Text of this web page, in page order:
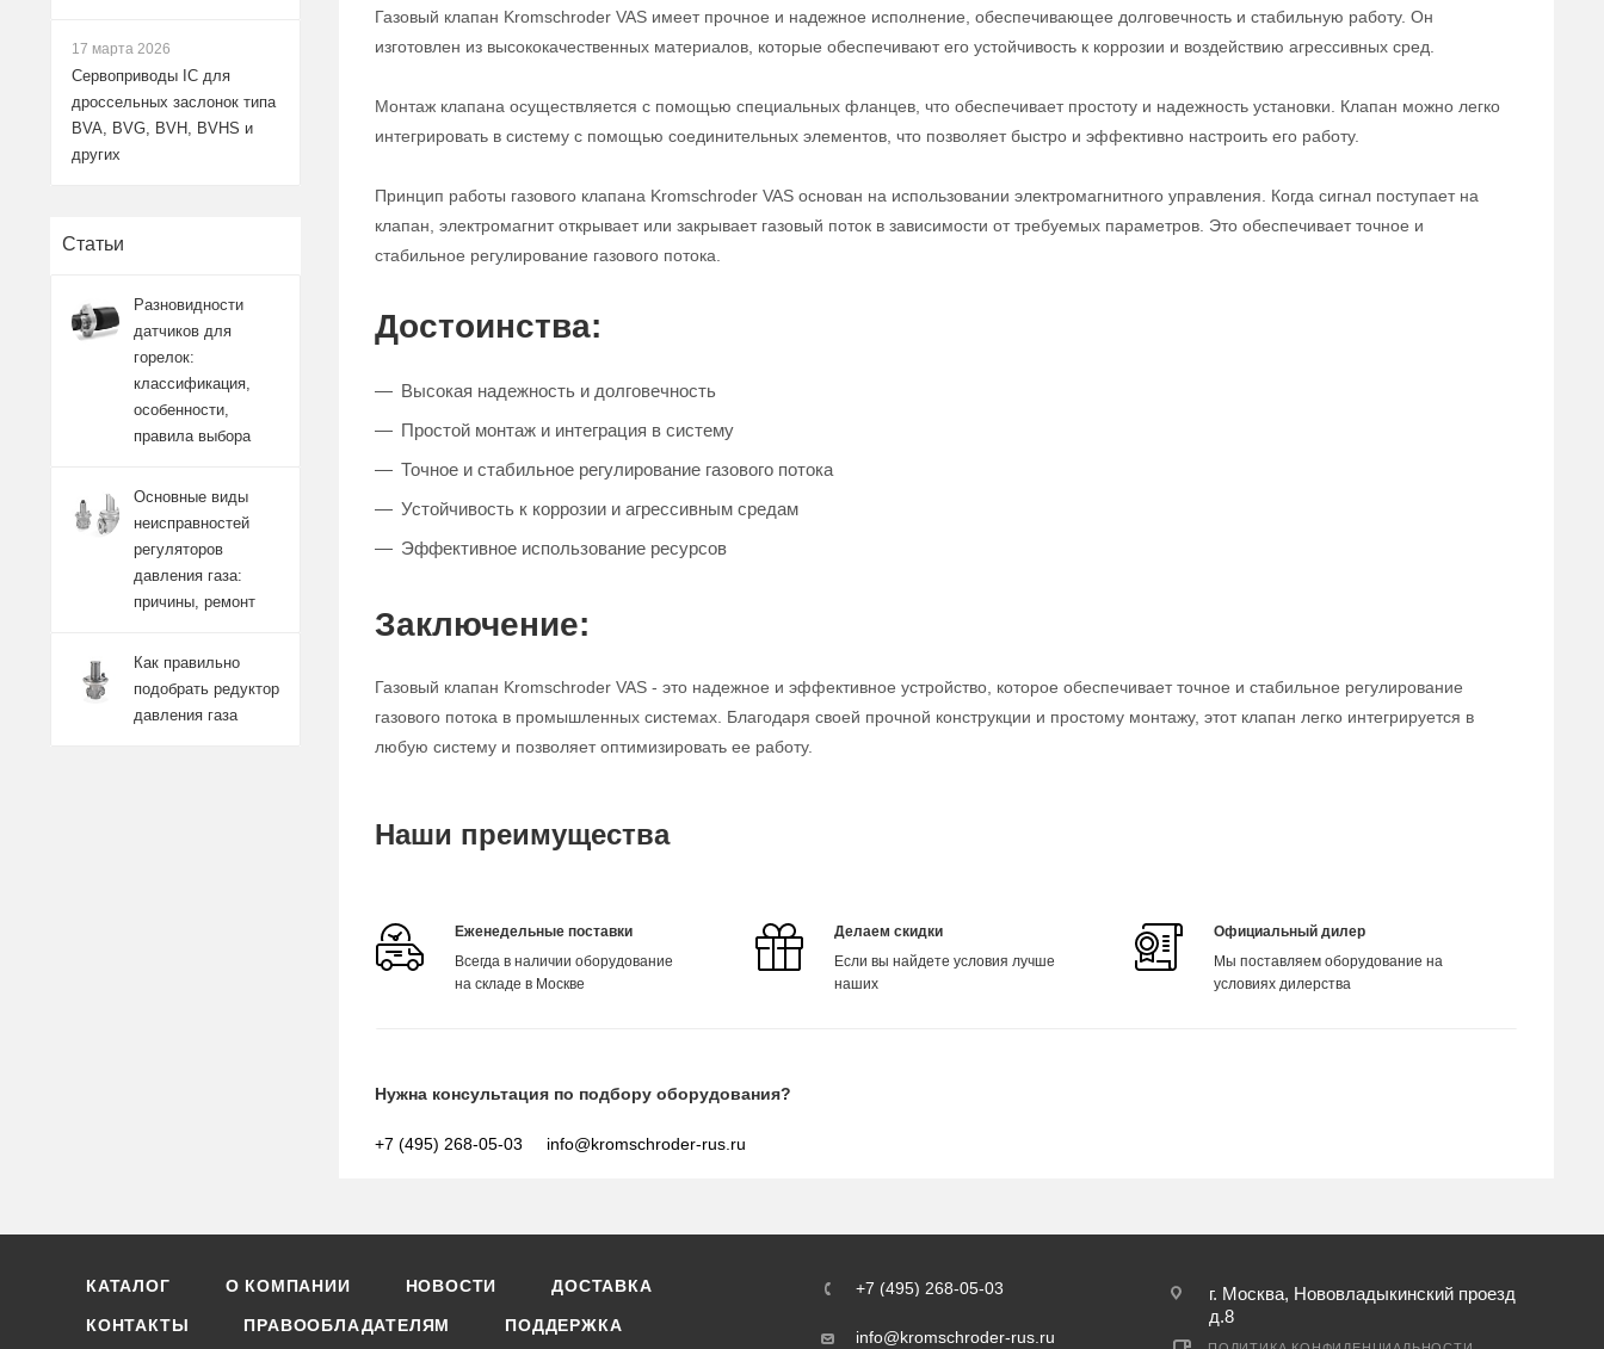
Газовый клапан Kromschroder VAS имеет прочное и надежное исполнение, обеспечивающее долговечность и стабильную работу. Он
изготовлен из высококачественных материалов, которые обеспечивают его устойчивость к коррозии и воздействию агрессивных сред.
Монтаж клапана осуществляется с помощью специальных фланцев, что обеспечивает простоту и надежность установки. Клапан можно легко
интегрировать в систему с помощью соединительных элементов, что позволяет быстро и эффективно настроить его работу.
Принцип работы газового клапана Kromschroder VAS основан на использовании электромагнитного управления. Когда сигнал поступает на
клапан, электромагнит открывает или закрывает газовый поток в зависимости от требуемых параметров. Это обеспечивает точное и
стабильное регулирование газового потока.
Достоинства:
Высокая надежность и долговечность
Простой монтаж и интеграция в систему
Точное и стабильное регулирование газового потока
Устойчивость к коррозии и агрессивным средам
Эффективное использование ресурсов
Заключение:
Газовый клапан Kromschroder VAS - это надежное и эффективное устройство, которое обеспечивает точное и стабильное регулирование
газового потока в промышленных системах. Благодаря своей прочной конструкции и простому монтажу, этот клапан легко интегрируется в
любую систему и позволяет оптимизировать ее работу.
Наши преимущества
Еженедельные поставки
Всегда в наличии оборудование
на складе в Москве
Делаем скидки
Если вы найдете условия лучше
наших
Официальный дилер
Мы поставляем оборудование на
условиях дилерства
Нужна консультация по подбору оборудования?
+7 (495) 268-05-03 info@kromschroder-rus.ru
17 марта 2026
Сервоприводы IC для
дроссельных заслонок типа
BVA, BVG, BVH, BVHS и
других
Статьи
Разновидности
датчиков для
горелок:
классификация,
особенности,
правила выбора
Основные виды
неисправностей
регуляторов
давления газа:
причины, ремонт
Как правильно
подобрать редуктор
давления газа
КАТАЛОГ О КОМПАНИИ НОВОСТИ ДОСТАВКА
КОНТАКТЫ ПРАВООБЛАДАТЕЛЯМ ПОДДЕРЖКА
+7 (495) 268-05-03
info@kromschroder-rus.ru
г. Москва, Нововладыкинский проезд
д.8